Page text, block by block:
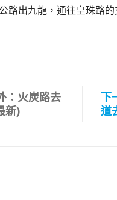
路出九龍，通往皇珠路
︰火炭路去
新)
下
道